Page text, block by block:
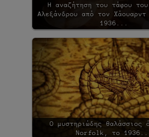
Η αναζήτηση του τάφου
Αλεξάνδρου από τον
1936...
Ο μυστηριώδης θαλάσσιος
Norfolk, το 1936...